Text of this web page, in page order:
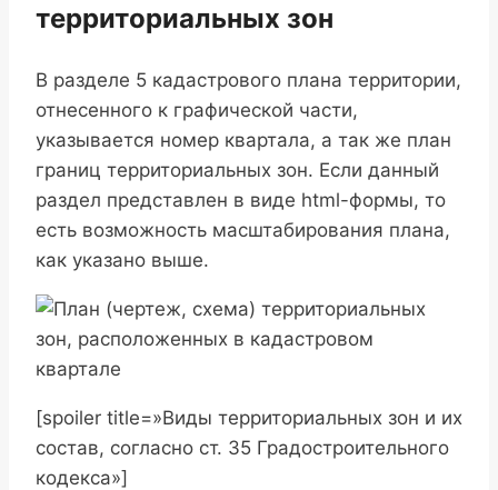
территориальных зон
В разделе 5 кадастрового плана территории,
отнесенного к графической части,
указывается номер квартала, а так же план
границ территориальных зон. Если данный
раздел представлен в виде html-формы, то
есть возможность масштабирования плана,
как указано выше.
[spoiler title=»Виды территориальных зон и их
состав, согласно ст. 35 Градостроительного
кодекса»]